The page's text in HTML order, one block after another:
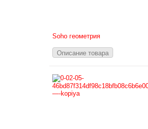
Soho геометрия
Описание товара